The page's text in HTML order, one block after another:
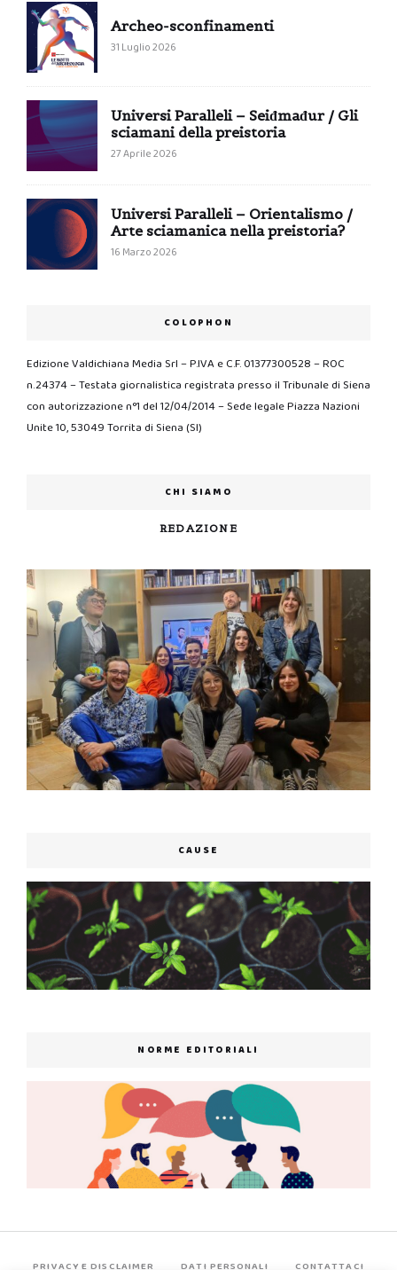
Archeo-sconfinamenti
31 Luglio 2026
Universi Paralleli – Seiđmađur / Gli
sciamani della preistoria
27 Aprile 2026
Universi Paralleli – Orientalismo /
Arte sciamanica nella preistoria?
16 Marzo 2026
COLOPHON
Edizione Valdichiana Media Srl – P.IVA e C.F. 01377300528 – ROC
n.24374 – Testata giornalistica registrata presso il Tribunale di Siena
con autorizzazione n°1 del 12/04/2014 – Sede legale Piazza Nazioni
Unite 10, 53049 Torrita di Siena (SI)
CHI SIAMO
REDAZIONE
CAUSE
NORME EDITORIALI